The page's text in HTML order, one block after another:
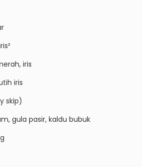
iris
iris
skip)
gula pasir, kaldu bubuk